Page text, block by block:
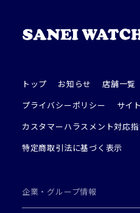
トップ お知らせ 店舗一覧
プライバシーポリシー
サイ
カスタマーハラスメント対応
特定商取引法に基づく表示
企業・グループ情報